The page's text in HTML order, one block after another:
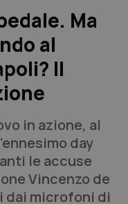
Ma
al
Il
in azione, al
day
le accuse
Vincenzo de
dai microfoni di